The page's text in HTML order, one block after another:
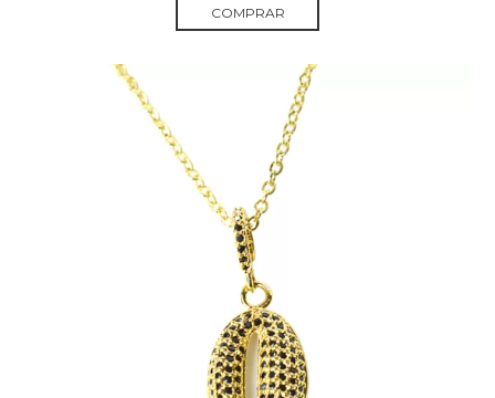
COMPRAR